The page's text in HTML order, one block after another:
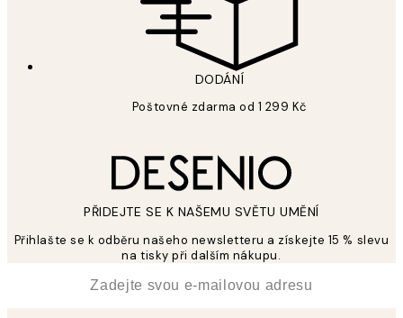
DODÁNÍ
Poštovné zdarma od 1 299 Kč
PŘIDEJTE SE K NAŠEMU SVĚTU UMĚNÍ
Přihlašte se k odběru našeho newsletteru a získejte 15 % slevu
na tisky při dalším nákupu.